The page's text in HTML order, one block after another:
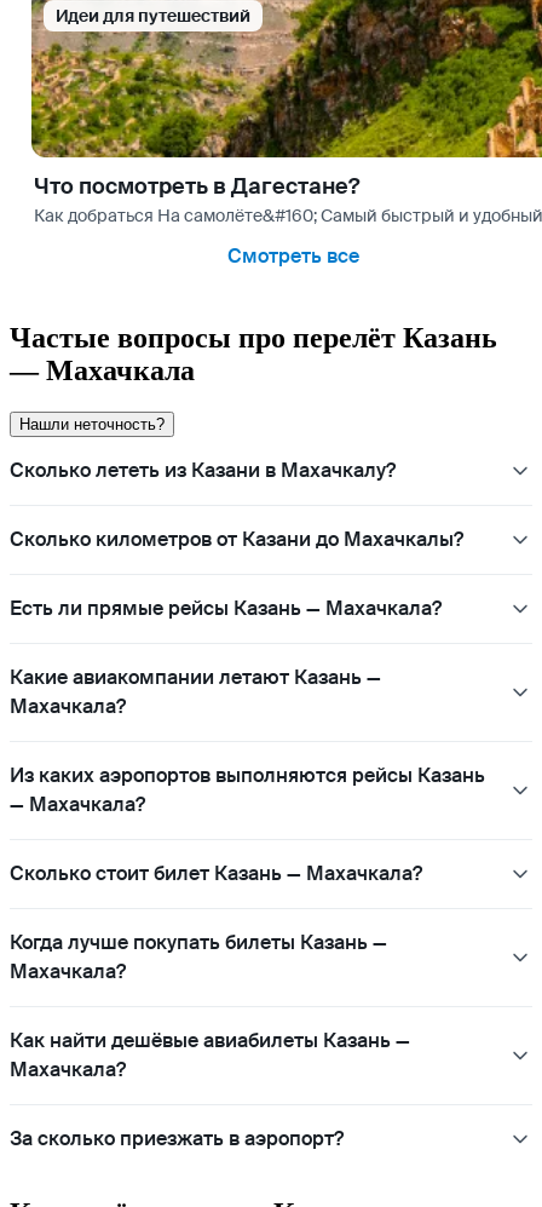
Идеи для путешествий
Что посмотреть в Дагестане?
Как добраться На самолёте&#160; Самый быстрый и
Смотреть все
Частые вопросы про перелёт Казань
— Махачкала
Нашли неточность?
Сколько лететь из Казани в Махачкалу?
Сколько километров от Казани до Махачкалы?
Есть ли прямые рейсы Казань — Махачкала?
Какие авиакомпании летают Казань —
Махачкала?
Из каких аэропортов выполняются рейсы Казань
— Махачкала?
Сколько стоит билет Казань — Махачкала?
Когда лучше покупать билеты Казань —
Махачкала?
Как найти дешёвые авиабилеты Казань —
Махачкала?
За сколько приезжать в аэропорт?